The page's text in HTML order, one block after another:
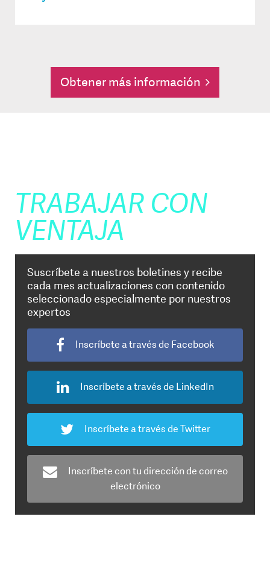
Obtener más información
TRABAJAR CON
VENTAJA
Suscríbete a nuestros boletines y recibe
cada mes actualizaciones con contenido
seleccionado especialmente por nuestros
expertos
Inscríbete a través de Facebook
Inscríbete a través de LinkedIn
Inscríbete a través de Twitter
Inscríbete con tu dirección de correo
electrónico